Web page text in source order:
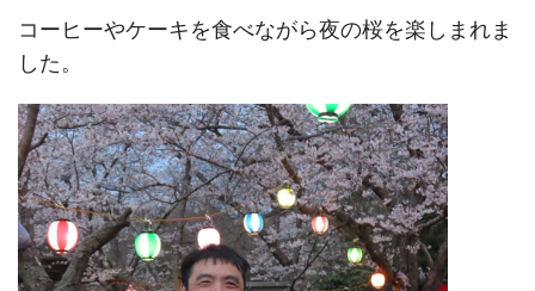
コーヒーやケーキを食べながら夜の桜を楽しまれま
した。